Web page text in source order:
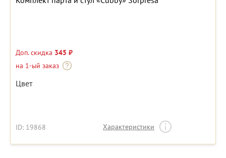
Доп. скидка 345 ₽
на 1-ый заказ
Цвет
ID: 19868 Характеристики